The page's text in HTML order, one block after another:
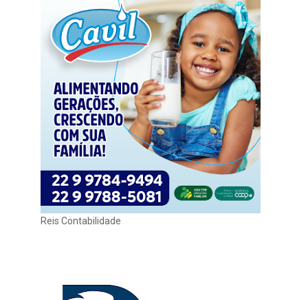
Reis Contabilidade